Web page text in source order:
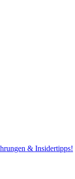
& Insidertipps!